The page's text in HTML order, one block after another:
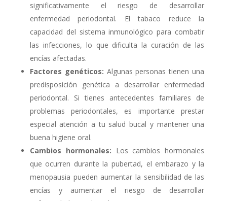
significativamente el riesgo de desarrollar
enfermedad periodontal. El tabaco reduce la
capacidad del sistema inmunológico para combatir
las infecciones, lo que dificulta la curación de las
encías afectadas.
Factores genéticos: Algunas personas tienen una
predisposición genética a desarrollar enfermedad
periodontal. Si tienes antecedentes familiares de
problemas periodontales, es importante prestar
especial atención a tu salud bucal y mantener una
buena higiene oral.
Cambios hormonales: Los cambios hormonales
que ocurren durante la pubertad, el embarazo y la
menopausia pueden aumentar la sensibilidad de las
encías y aumentar el riesgo de desarrollar